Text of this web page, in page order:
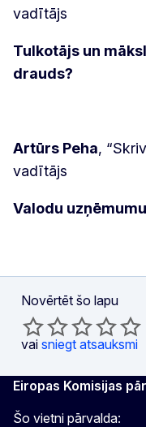
vadītājs
Tulkotājs un
drauds?
Artūrs Peha,
vadītājs
Valodu
Novērtēt šo lapu
vai sniegt atsauksmi
Eiropas Komisijas
Šo vietni pārvalda: